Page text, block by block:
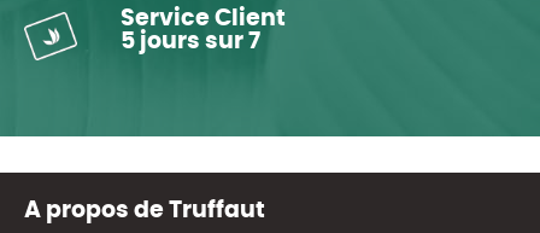
Service Client
5 jours sur 7
A propos de Truffaut